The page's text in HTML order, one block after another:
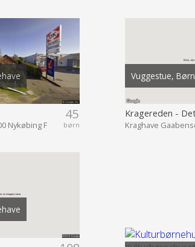
45
børn
Nykøbing F
Vuggestue,